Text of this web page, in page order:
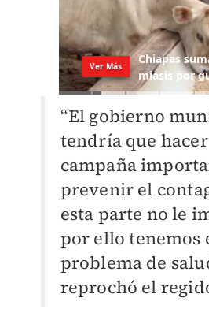
“El gobierno
tendría que
campaña
prevenir el
esta parte no le
por ello tenemos
problema de
reprochó el